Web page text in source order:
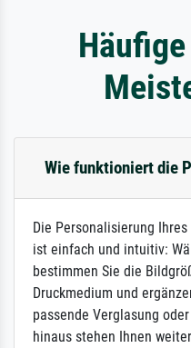
Wie funktioniert die
Die Personalisierung
ist einfach und intuitiv:
bestimmen Sie die
Druckmedium und
passende Verglasung
hinaus stehen Ihnen